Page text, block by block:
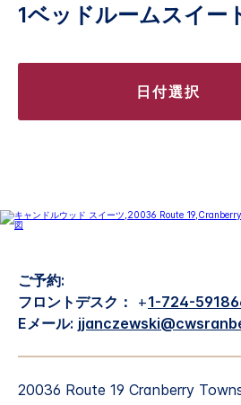
1ベッドルームスイー
日付選択
ご予約:
フロントデスク：
+1-724-
Eメール:
20036 Route 19 Cranberry